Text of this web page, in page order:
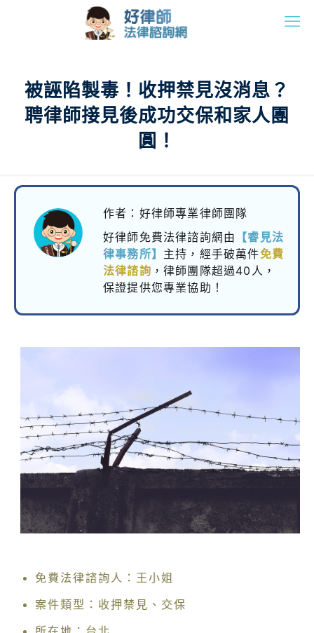
被誣陷製毒！收押禁見沒消息？
聘律師接見後成功交保和家人團
圓！
作者：好律師專業律師團隊
好律師免費法律諮詢網由
【睿見法
律事務所】 主持， 經手破萬件免費
法律諮詢 ，律師團隊超過40人，
保證提供您專業協助！
免費法律諮詢人：王小姐
案件類型：收押禁見、交保